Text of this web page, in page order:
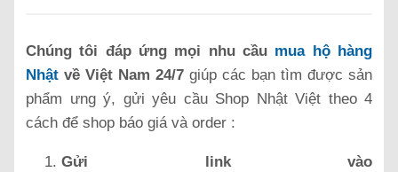
Chúng tôi đáp ứng mọi nhu cầu mua hộ hàng
Nhật về Việt Nam 24/7 giúp các bạn tìm được sản
phẩm ưng ý, gửi yêu cầu Shop Nhật Việt theo 4
cách để shop báo giá và order :
Gửi link vào